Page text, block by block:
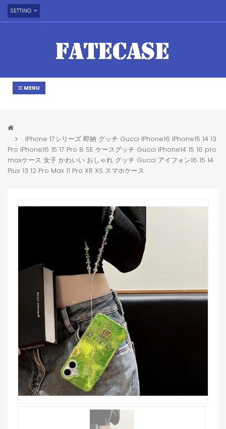
SETTING
MENU
IPhone 17シリーズ 即納 グッチ Gucci IPhone16 IPhone15 14 13
Pro IPhone16 15 17 Pro 8 SE ケースグッチ Gucci IPhone14 15 16 pro
maxケース 女子 かわいい おしゃれ グッチ Gucci アイフォン16 15 14
Plus 13 12 Pro Max 11 Pro XR XS スマホケース